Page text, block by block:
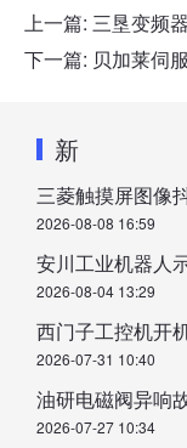
上一篇: 三垦变频
下一篇: 贝加莱伺
新
三菱触摸屏图像
2026-08-08 16:59
安川工业机器人
2026-08-04 13:29
西门子工控机开
2026-07-31 10:40
油研电磁阀异响
2026-07-27 10:34